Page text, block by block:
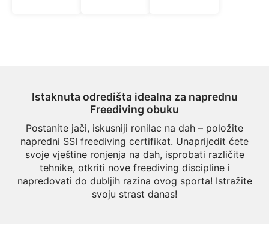
Istaknuta odredišta idealna za naprednu
Freediving obuku
Postanite jači, iskusniji ronilac na dah – položite
napredni SSI freediving certifikat. Unaprijedit ćete
svoje vještine ronjenja na dah, isprobati različite
tehnike, otkriti nove freediving discipline i
napredovati do dubljih razina ovog sporta! Istražite
svoju strast danas!